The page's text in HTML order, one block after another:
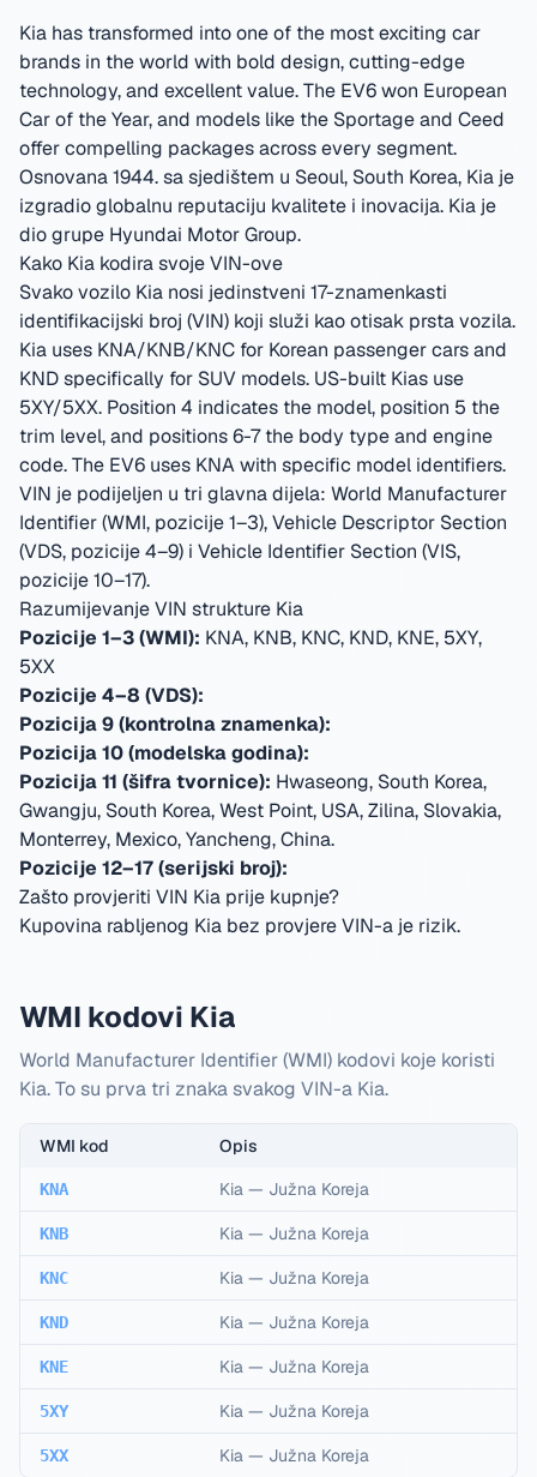
Kia has transformed into one of the most exciting car
brands in the world with bold design, cutting-edge
technology, and excellent value. The EV6 won European
Car of the Year, and models like the Sportage and Ceed
offer compelling packages across every segment.
Osnovana 1944. sa sjedištem u Seoul, South Korea, Kia je
izgradio globalnu reputaciju kvalitete i inovacija. Kia je
dio grupe Hyundai Motor Group.
Kako Kia kodira svoje VIN-ove
Svako vozilo Kia nosi jedinstveni 17-znamenkasti
identifikacijski broj (VIN) koji služi kao otisak prsta vozila.
Kia uses KNA/KNB/KNC for Korean passenger cars and
KND specifically for SUV models. US-built Kias use
5XY/5XX. Position 4 indicates the model, position 5 the
trim level, and positions 6-7 the body type and engine
code. The EV6 uses KNA with specific model identifiers.
VIN je podijeljen u tri glavna dijela: World Manufacturer
Identifier (WMI, pozicije 1–3), Vehicle Descriptor Section
(VDS, pozicije 4–9) i Vehicle Identifier Section (VIS,
pozicije 10–17).
Razumijevanje VIN strukture Kia
Pozicije 1–3 (WMI): KNA, KNB, KNC, KND, KNE, 5XY,
5XX
Pozicije 4–8 (VDS):
Pozicija 9 (kontrolna znamenka):
Pozicija 10 (modelska godina):
Pozicija 11 (šifra tvornice): Hwaseong, South Korea,
Gwangju, South Korea, West Point, USA, Zilina, Slovakia,
Monterrey, Mexico, Yancheng, China.
Pozicije 12–17 (serijski broj):
Zašto provjeriti VIN Kia prije kupnje?
Kupovina rabljenog Kia bez provjere VIN-a je rizik.
WMI kodovi Kia
World Manufacturer Identifier (WMI) kodovi koje koristi
Kia. To su prva tri znaka svakog VIN-a Kia.
WMI kod Opis
KNA Kia — Južna Koreja
KNB Kia — Južna Koreja
KNC Kia — Južna Koreja
KND Kia — Južna Koreja
KNE Kia — Južna Koreja
5XY Kia — Južna Koreja
5XX Kia — Južna Koreja